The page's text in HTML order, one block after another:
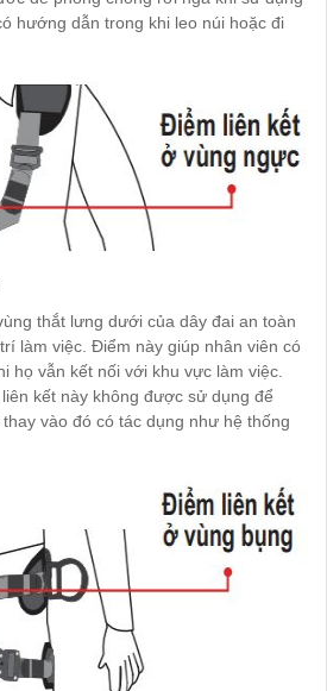
hướng dẫn trong khi leo núi hoặc đi
thắt lưng dưới của dây đai an toàn
làm việc. Điểm này giúp nhân viên có
họ vẫn kết nối với khu vực làm việc.
kết này không được sử dụng để
vào đó có tác dụng như hệ thống